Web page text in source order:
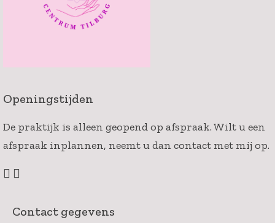
Openingstijden
De praktijk is alleen geopend op afspraak. Wilt u een
afspraak inplannen, neemt u dan contact met mij op.
Contact gegevens